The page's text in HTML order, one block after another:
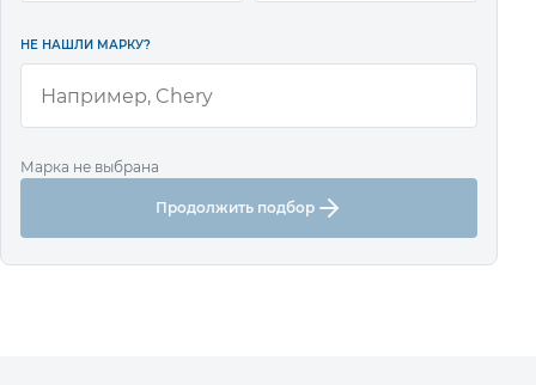
НЕ НАШЛИ МАРКУ?
Марка не выбрана
Продолжить подбор